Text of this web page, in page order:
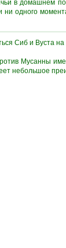
в домашнем
ни одного
Сиб и Вуста
Мусанны
небольшое